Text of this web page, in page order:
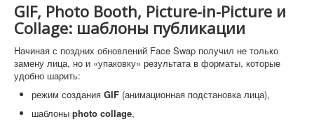
GIF, Photo Booth, Picture-in-Picture и
Collage: шаблоны публикации
Начиная с поздних обновлений Face Swap получил не только
замену лица, но и «упаковку» результата в форматы, которые
удобно шарить:
режим создания GIF (анимационная подстановка лица),
шаблоны photo collage,